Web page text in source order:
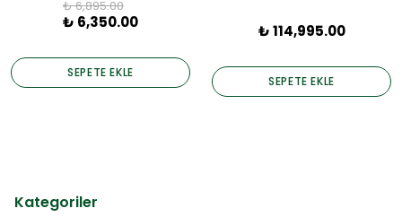
₺ 6,895.00
₺ 6,350.00
SEPETE EKLE
₺ 114,995.00
SEPETE EKLE
Kategoriler